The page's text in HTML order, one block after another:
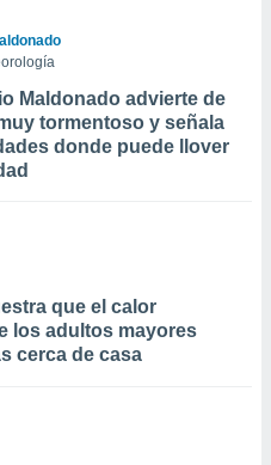
Maldonado advierte de
tormentoso y señala
donde puede llover
que el calor
los adultos mayores
cerca de casa